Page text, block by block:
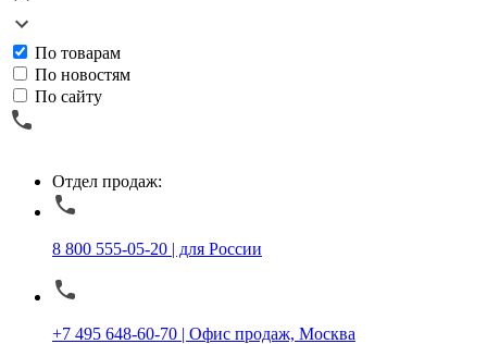
По товарам
По новостям
По сайту
Отдел продаж:
8 800 555-05-20 | для России
+7 495 648-60-70 | Офис продаж, Москва